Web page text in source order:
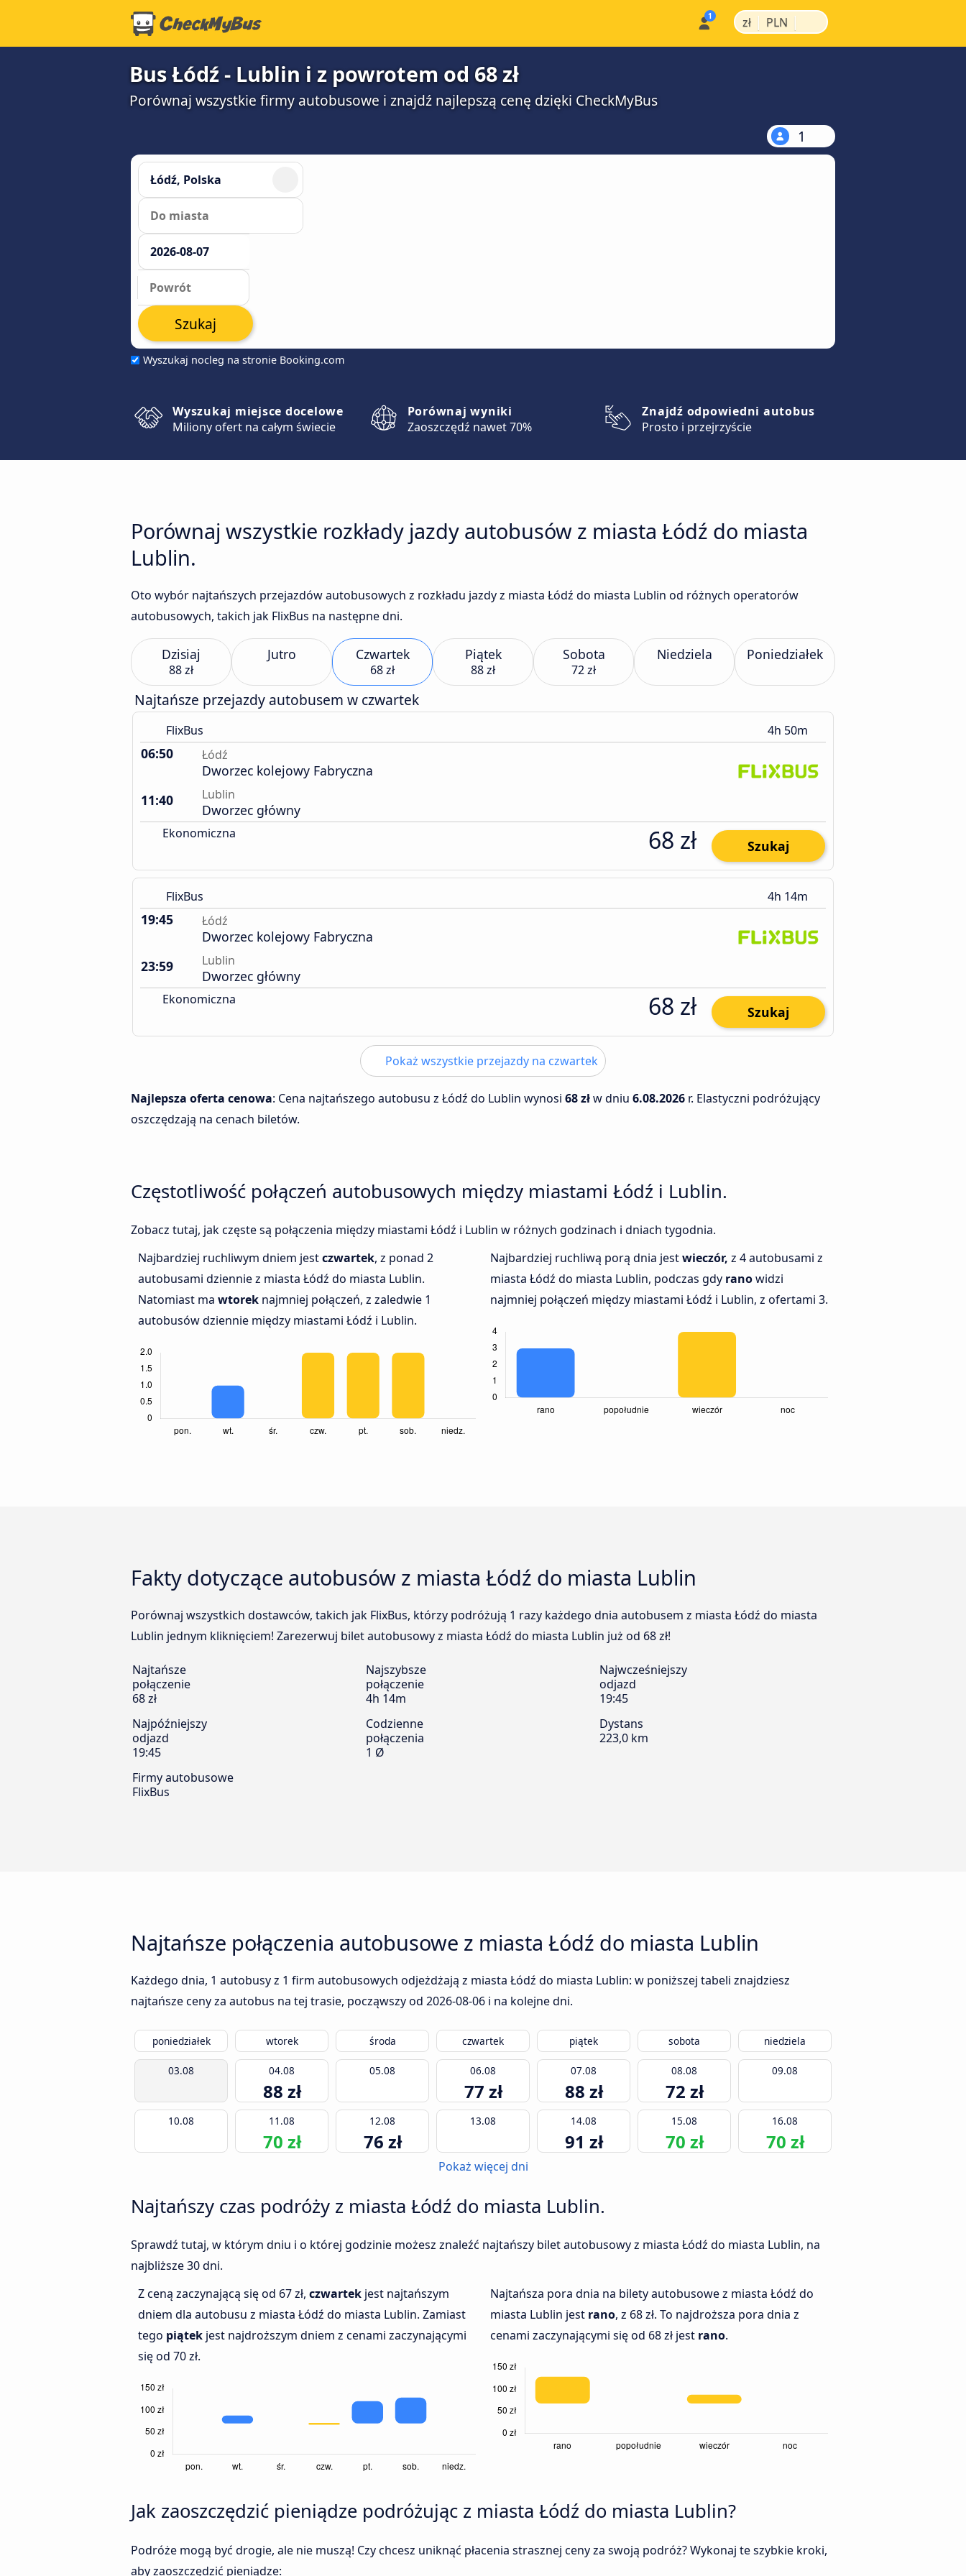
zł | PLN |
Bus Łódź - Lublin i z powrotem od 68 zł
Porównaj wszystkie firmy autobusowe i znajdź najlepszą cenę dzięki CheckMyBus
1
Wyszukaj nocleg na stronie Booking.com
Szukaj
Wyszukaj miejsce docelowe
Miliony ofert na całym świecie
Porównaj wyniki
Zaoszczędź nawet 70%
Znajdź odpowiedni autobus
Prosto i przejrzyście
Porównaj wszystkie rozkłady jazdy autobusów z miasta Łódź do miasta
Lublin.
Oto wybór najtańszych przejazdów autobusowych z rozkładu jazdy z miasta Łódź do miasta Lublin od różnych operatorów
autobusowych, takich jak FlixBus na następne dni.
Dzisiaj
88 zł
Jutro Czwartek
68 zł
Piątek
88 zł
Sobota
72 zł
Niedziela Poniedziałek
Najtańsze przejazdy autobusem w czwartek
FlixBus 4h 50m
06:50 Łódź
Dworzec kolejowy Fabryczna
11:40
Lublin
Dworzec główny
Ekonomiczna 68 zł Szukaj
FlixBus 4h 14m
19:45 Łódź
Dworzec kolejowy Fabryczna
23:59
Lublin
Dworzec główny
Ekonomiczna 68 zł Szukaj
Pokaż wszystkie przejazdy na czwartek
Najlepsza oferta cenowa: Cena najtańszego autobusu z Łódź do Lublin wynosi 68 złw dniu 6.08.2026 r. Elastyczni podróżujący
oszczędzają na cenach biletów.
Częstotliwość połączeń autobusowych między miastami Łódź i Lublin.
Zobacz tutaj, jak częste są połączenia między miastami Łódź i Lublin w różnych godzinach i dniach tygodnia.
Najbardziej ruchliwym dniem jestczwartek, z ponad 2
autobusami dziennie z miasta Łódź do miasta Lublin.
Natomiast ma wtorek najmniej połączeń, z zaledwie 1
autobusów dziennie między miastami Łódź i Lublin.
Najbardziej ruchliwą porą dnia jestwieczór, z 4 autobusami z
miasta Łódź do miasta Lublin, podczas gdy ranowidzi
najmniej połączeń między miastami Łódź i Lublin, z ofertami 3.
Fakty dotyczące autobusów z miasta Łódź do miasta Lublin
Porównaj wszystkich dostawców, takich jak FlixBus, którzy podróżują 1 razy każdego dnia autobusem z miasta Łódź do miasta
Lublin jednym kliknięciem! Zarezerwuj bilet autobusowy z miasta Łódź do miasta Lublin już od 68 zł!
Najtańsze
połączenie
68 zł
Najszybsze
połączenie
4h 14m
Najwcześniejszy
odjazd
19:45
Najpóźniejszy
odjazd
19:45
Codzienne
połączenia
1 Ø
Dystans
223,0 km
Firmy autobusowe
FlixBus
Najtańsze połączenia autobusowe z miasta Łódź do miasta Lublin
Każdego dnia, 1 autobusy z 1 firm autobusowych odjeżdżają z miasta Łódź do miasta Lublin: w poniższej tabeli znajdziesz
najtańsze ceny za autobus na tej trasie, począwszy od 2026-08-06 i na kolejne dni.
poniedziałek wtorek środa czwartek piątek sobota niedziela
03.08 04.08
88 zł
05.08 06.08
77 zł
07.08
88 zł
08.08
72 zł
09.08
10.08 11.08
70 zł
12.08
76 zł
13.08 14.08
91 zł
15.08
70 zł
16.08
70 zł
Pokaż więcej dni
Najtańszy czas podróży z miasta Łódź do miasta Lublin.
Sprawdź tutaj, w którym dniu i o której godzinie możesz znaleźć najtańszy bilet autobusowy z miasta Łódź do miasta Lublin, na
najbliższe 30 dni.
Z ceną zaczynającą się od 67 zł, czwartek jest najtańszym
dniem dla autobusu z miasta Łódź do miasta Lublin. Zamiast
tego piątek jest najdroższym dniem z cenami zaczynającymi
się od 70 zł.
Najtańsza pora dnia na bilety autobusowe z miasta Łódź do
miasta Lublin jest rano, z 68 zł. To najdroższa pora dnia z
cenami zaczynającymi się od 68 zł jest rano.
Jak zaoszczędzić pieniądze podróżując z miasta Łódź do miasta Lublin?
Podróże mogą być drogie, ale nie muszą! Czy chcesz uniknąć płacenia strasznej ceny za swoją podróż? Wykonaj te szybkie kroki,
aby zaoszczędzić pieniądze: